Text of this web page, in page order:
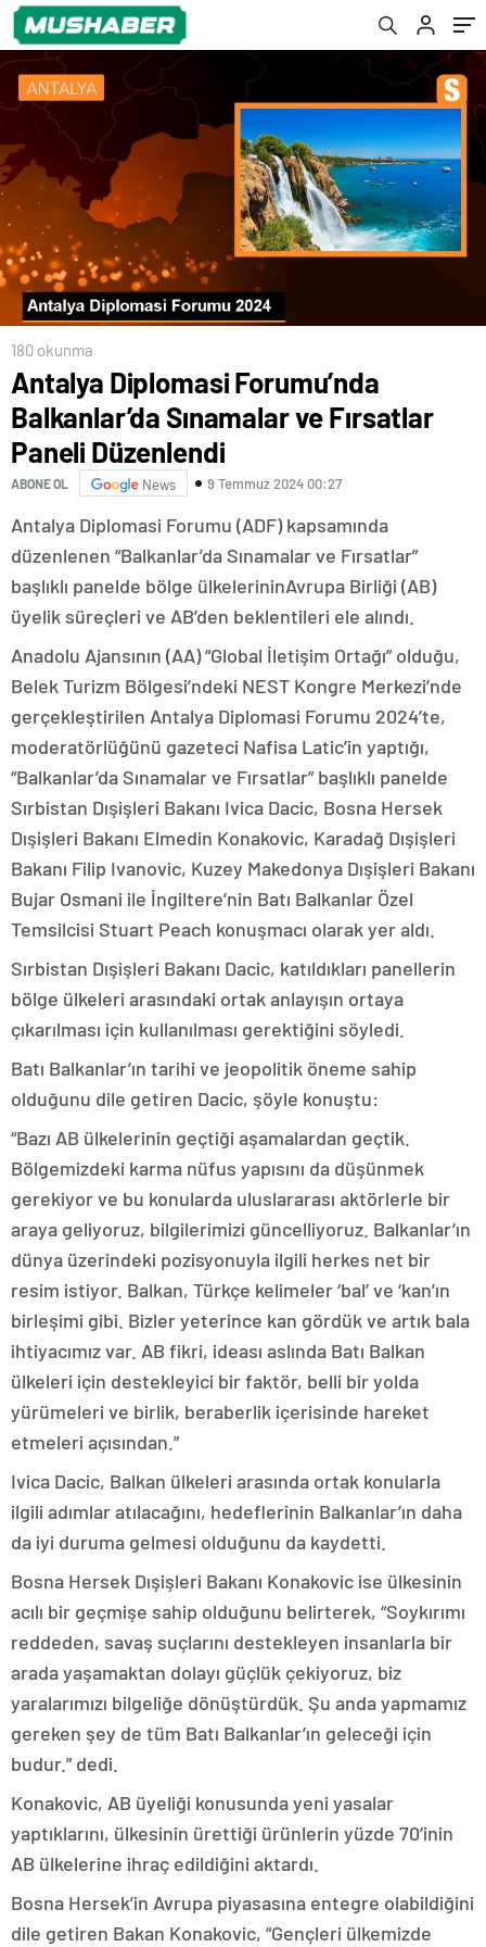
180 okunma
Antalya Diplomasi Forumu’nda
Balkanlar’da Sınamalar ve Fırsatlar
Paneli Düzenlendi
ABONE OL News 9 Temmuz 2024 00:27
Antalya Diplomasi Forumu (ADF) kapsamında
düzenlenen “Balkanlar’da Sınamalar ve Fırsatlar”
başlıklı panelde bölge ülkelerininAvrupa Birliği (AB)
üyelik süreçleri ve AB’den beklentileri ele alındı.
Anadolu Ajansının (AA) “Global İletişim Ortağı” olduğu,
Belek Turizm Bölgesi’ndeki NEST Kongre Merkezi’nde
gerçekleştirilen Antalya Diplomasi Forumu 2024’te,
moderatörlüğünü gazeteci Nafisa Latic’in yaptığı,
“Balkanlar’da Sınamalar ve Fırsatlar” başlıklı panelde
Sırbistan Dışişleri Bakanı Ivica Dacic, Bosna Hersek
Dışişleri Bakanı Elmedin Konakovic, Karadağ Dışişleri
Bakanı Filip Ivanovic, Kuzey Makedonya Dışişleri Bakanı
Bujar Osmani ile İngiltere’nin Batı Balkanlar Özel
Temsilcisi Stuart Peach konuşmacı olarak yer aldı.
Sırbistan Dışişleri Bakanı Dacic, katıldıkları panellerin
bölge ülkeleri arasındaki ortak anlayışın ortaya
çıkarılması için kullanılması gerektiğini söyledi.
Batı Balkanlar’ın tarihi ve jeopolitik öneme sahip
olduğunu dile getiren Dacic, şöyle konuştu:
“Bazı AB ülkelerinin geçtiği aşamalardan geçtik.
Bölgemizdeki karma nüfus yapısını da düşünmek
gerekiyor ve bu konularda uluslararası aktörlerle bir
araya geliyoruz, bilgilerimizi güncelliyoruz. Balkanlar’ın
dünya üzerindeki pozisyonuyla ilgili herkes net bir
resim istiyor. Balkan, Türkçe kelimeler ‘bal’ ve ‘kan’ın
birleşimi gibi. Bizler yeterince kan gördük ve artık bala
ihtiyacımız var. AB fikri, ideası aslında Batı Balkan
ülkeleri için destekleyici bir faktör, belli bir yolda
yürümeleri ve birlik, beraberlik içerisinde hareket
etmeleri açısından.”
Ivica Dacic, Balkan ülkeleri arasında ortak konularla
ilgili adımlar atılacağını, hedeflerinin Balkanlar’ın daha
da iyi duruma gelmesi olduğunu da kaydetti.
Bosna Hersek Dışişleri Bakanı Konakovic ise ülkesinin
acılı bir geçmişe sahip olduğunu belirterek, “Soykırımı
reddeden, savaş suçlarını destekleyen insanlarla bir
arada yaşamaktan dolayı güçlük çekiyoruz, biz
yaralarımızı bilgeliğe dönüştürdük. Şu anda yapmamız
gereken şey de tüm Batı Balkanlar’ın geleceği için
budur.” dedi.
Konakovic, AB üyeliği konusunda yeni yasalar
yaptıklarını, ülkesinin ürettiği ürünlerin yüzde 70’inin
AB ülkelerine ihraç edildiğini aktardı.
Bosna Hersek’in Avrupa piyasasına entegre olabildiğini
dile getiren Bakan Konakovic, “Gençleri ülkemizde